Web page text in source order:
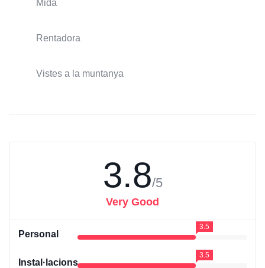
Mida
Rentadora
Vistes a la muntanya
3.8/5
Very Good
Personal
3.5
Instal·lacions
3.5